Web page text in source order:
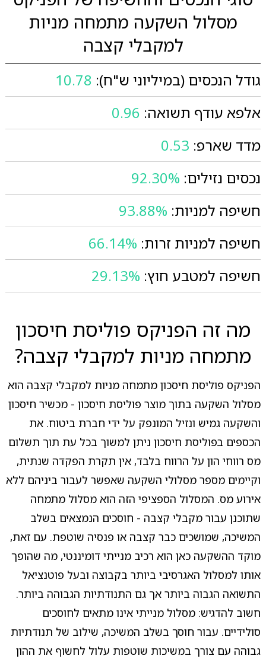
מסלול השקעה מתמחה מניות
למקבלי קצבה
גודל הנכסים (במיליוני ש"ח): 10.78
אלפא עודף תשואה: 0.96
מדד שארפ: 0.53
נכסים נזילים: 92.30%
חשיפה למניות: 93.88%
חשיפה למניות זרות: 66.14%
חשיפה למטבע חוץ: 29.13%
מה זה הפניקס פוליסת חיסכון
מתמחה מניות למקבלי קצבה?
הפניקס פוליסת חיסכון מתמחה מניות למקבלי קצבה הוא
מסלול השקעה בתוך מוצר פוליסת חיסכון - מכשיר חיסכון
והשקעה גמיש ונזיל המונפק על ידי חברת ביטוח. את
הכספים בפוליסת חיסכון ניתן למשוך בכל עת תוך תשלום
מס רווחי הון על הרווח בלבד, אין תקרת הפקדה שנתית,
וקיימים מספר מסלולי השקעה שאפשר לעבור ביניהם ללא
אירוע מס. המסלול הספציפי הזה הוא מסלול מתמחה
שתוכנן עבור מקבלי קצבה - חוסכים הנמצאים בשלב
המשיכה, שמושכים כבר קצבה או פנסיה שוטפת. עם זאת,
מוקד ההשקעה כאן הוא רכיב מנייתי דומיננטי, מה שהופך
אותו למסלול האגרסיבי ביותר בקבוצה ובעל פוטנציאל
התשואה הגבוה ביותר אך גם התנודתיות הגבוהה ביותר.
חשוב להדגיש: מסלול מנייתי אינו מתאים לחוסכים
סולידיים. עבור חוסך בשלב המשיכה, שילוב של תנודתיות
גבוהה עם צורך במשיכות שוטפות עלול לחשוף את ההון